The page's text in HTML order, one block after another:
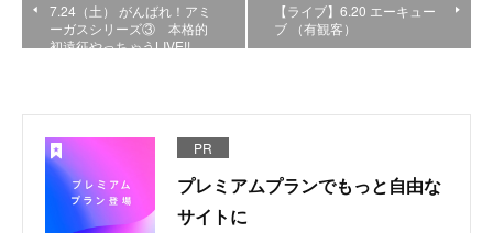
7.24（土） がんばれ！アミ
ーガスシリーズ③ 本格的
初遠征やっちゃうLIVE!!
【ライブ】6.20 エーキュー
ブ （有観客）
PR
プレミアムプランでもっと自由な
サイトに